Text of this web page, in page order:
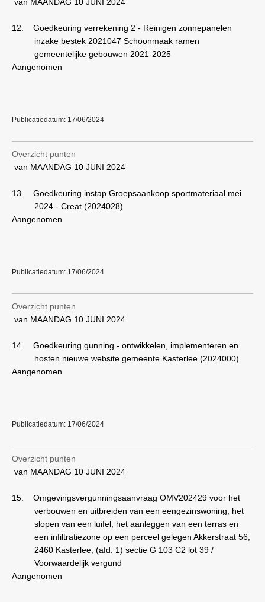
12.
Goedkeuring verrekening 2 - Reinigen zonnepanelen
inzake bestek 2021047 Schoonmaak ramen
gemeentelijke gebouwen 2021-2025
Aangenomen
Publicatiedatum: 17/06/2024
Overzicht punten
van MAANDAG 10 JUNI 2024
13.
Goedkeuring instap Groepsaankoop sportmateriaal mei
2024 - Creat (2024028)
Aangenomen
Publicatiedatum: 17/06/2024
Overzicht punten
van MAANDAG 10 JUNI 2024
14.
Goedkeuring gunning - ontwikkelen, implementeren en
hosten nieuwe website gemeente Kasterlee (2024000)
Aangenomen
Publicatiedatum: 17/06/2024
Overzicht punten
van MAANDAG 10 JUNI 2024
15.
Omgevingsvergunningsaanvraag OMV202429 voor het
verbouwen en uitbreiden van een eengezinswoning, het
slopen van een luifel, het aanleggen van een terras en
een infiltratiezone op een perceel gelegen Akkerstraat 56,
2460 Kasterlee, (afd. 1) sectie G 103 C2 lot 39 /
Voorwaardelijk vergund
Aangenomen